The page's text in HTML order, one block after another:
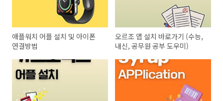
애플워치 어플 설치 및 아이폰
연결방법
오르조 앱 설치 바로가기 (수능,
내신, 공무원 공부 도우미)